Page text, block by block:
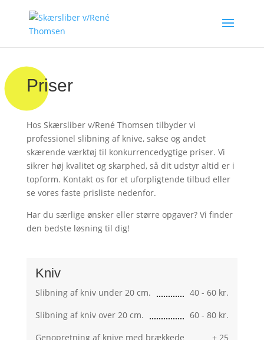
Priser
Hos Skærsliber v/René Thomsen tilbyder vi
professionel slibning af knive, sakse og andet
skærende værktøj til konkurrencedygtige priser. Vi
sikrer høj kvalitet og skarphed, så dit udstyr altid er i
topform. Kontakt os for et uforpligtende tilbud eller
se vores faste prisliste nedenfor.
Har du særlige ønsker eller større opgaver? Vi finder
den bedste løsning til dig!
Kniv
Slibning af kniv under 20 cm.
40 - 60 kr.
Slibning af kniv over 20 cm.
60 - 80 kr.
Genopretning af knive med brækkede
+ 25